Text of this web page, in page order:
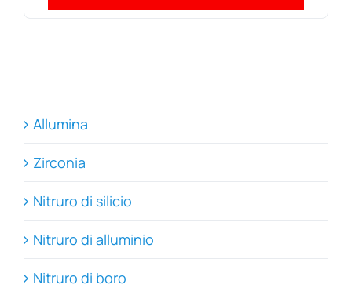
Allumina
Zirconia
Nitruro di silicio
Nitruro di alluminio
Nitruro di boro